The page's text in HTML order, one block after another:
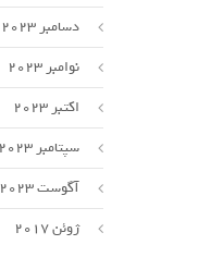
دسامبر 2023
نوامبر 2023
اکتبر 2023
سپتامبر 2023
آگوست 2023
ژوئن 2017